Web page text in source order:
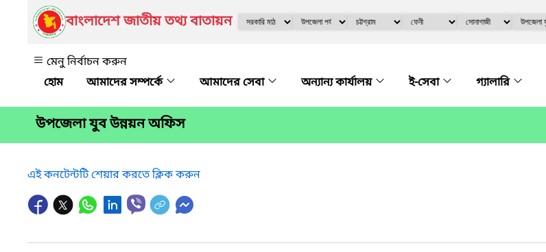
বাংলাদেশ জাতীয় তথ্য বাতায়ন
মেনু নির্বাচন করুন
আমাদের সম্পর্কে
আমাদের সেবা অন্যান্য কার্যালয় ই-সেবা গ্যালারি
উপজেলা যুব উন্নয়ন অফিস
এই কনটেন্টটি শেয়ার করতে ক্লিক করুন